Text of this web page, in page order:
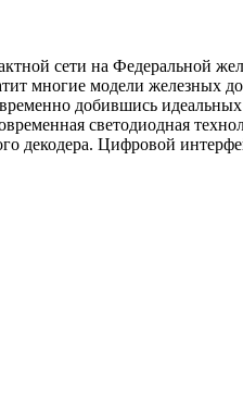
сети на Федеральной
многие модели
добившись
светодиодная
Цифровой